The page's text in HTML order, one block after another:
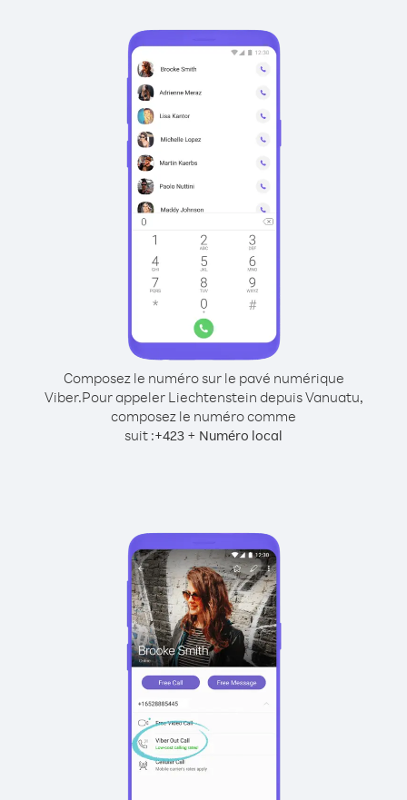
Composez le numéro sur le pavé numérique
Viber.Pour appeler Liechtenstein depuis Vanuatu,
composez le numéro comme
suit :+423 + Numéro local